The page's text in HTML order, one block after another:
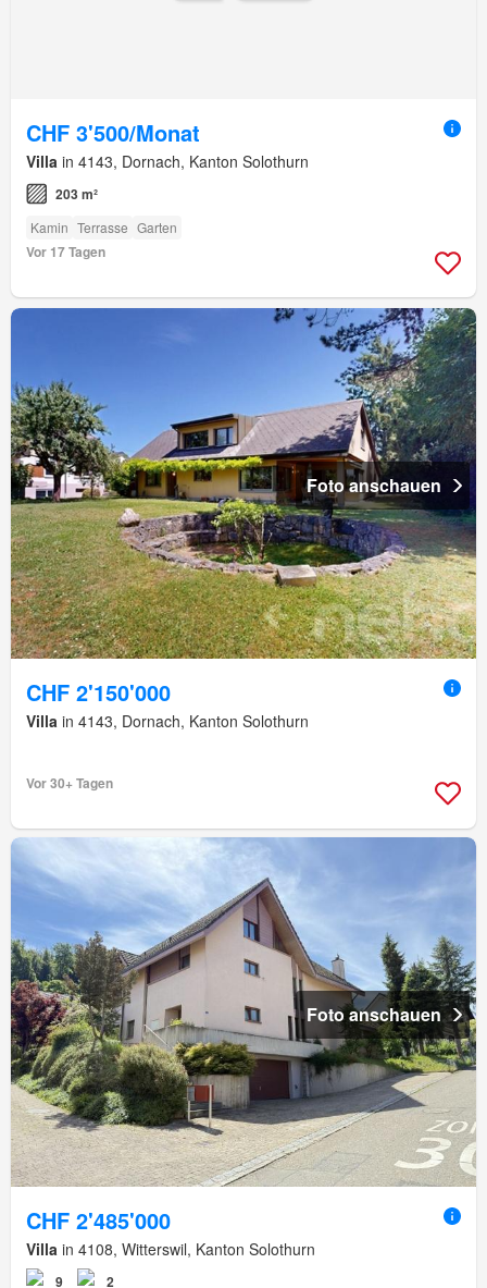
CHF 3'500/Monat
Villa in 4143, Dornach, Kanton Solothurn
203 m²
Kamin Terrasse Garten
Vor 17 Tagen
Foto anschauen
CHF 2'150'000
Villa in 4143, Dornach, Kanton Solothurn
Vor 30+ Tagen
Foto anschauen
CHF 2'485'000
Villa in 4108, Witterswil, Kanton Solothurn
9 2